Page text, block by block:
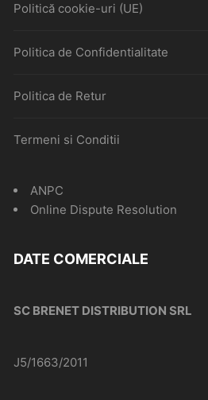
Politică cookie-uri (UE)
Politica de Confidentialitate
Politica de Retur
Termeni si Conditii
ANPC
Online Dispute Resolution
DATE COMERCIALE
SC BRENET DISTRIBUTION SRL
J5/1663/2011